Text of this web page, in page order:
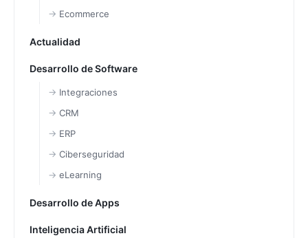
Ecommerce
Actualidad
Desarrollo de Software
Integraciones
CRM
ERP
Ciberseguridad
eLearning
Desarrollo de Apps
Inteligencia Artificial